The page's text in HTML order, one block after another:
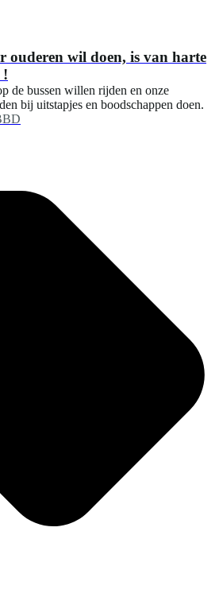
ouderen wil doen, is van harte
!
de bussen willen rijden en onze
bij uitstapjes en boodschappen doen.